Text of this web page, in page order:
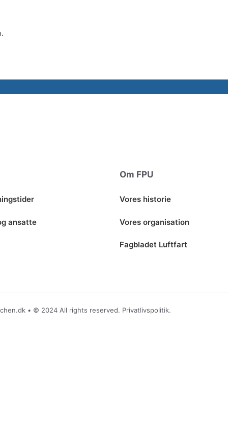
ansatte
Om FPU
Vores historie
Vores organisation
Fagbladet Luftfart
• © 2024 All rights reserved. Privatlivspolitik.